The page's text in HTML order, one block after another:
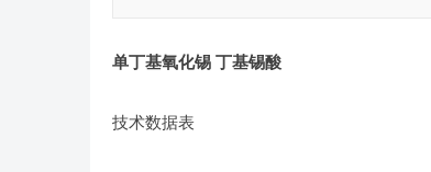
单丁基氧化锡 丁基锡酸
技术数据表